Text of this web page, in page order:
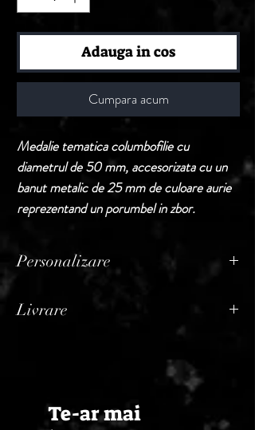
Adauga in cos
Cumpara acum
Medalie tematica columbofilie cu
diametrul de 50 mm, accesorizata cu un
banut metalic de 25 mm de culoare aurie
reprezentand un porumbel in zbor.
Personalizare
vanzare fara personalizare.
personalizarea, acest serviciu va constitui
rubrica distincta pe factura, adaugandu-se
la pretul produselor comandate initial.
Pretul pentru personalizare difera in
Livrare
momentul confirmarii comenzii de catre
Te-ar mai